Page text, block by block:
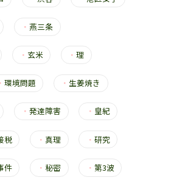
・燕三条
・ 玄米 ・理
・環境問題 ・ 生姜焼き
・発達障害 ・ 皇紀
税 ・真理 ・ 研究
件 ・ 秘密 ・ 第3波